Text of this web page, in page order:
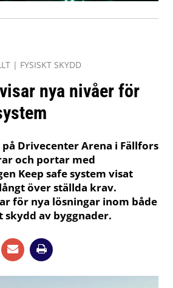
| FYSISKT SKYDD
nya nivåer för
Drivecenter Arena i Fällfors
och portar med
Keep safe system visat
över ställda krav.
för nya lösningar inom både
av byggnader.